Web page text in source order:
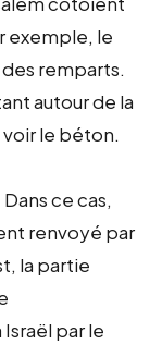
exemple, le
remparts.
autour de la
le béton.
ce cas,
renvoyé par
la partie
par le